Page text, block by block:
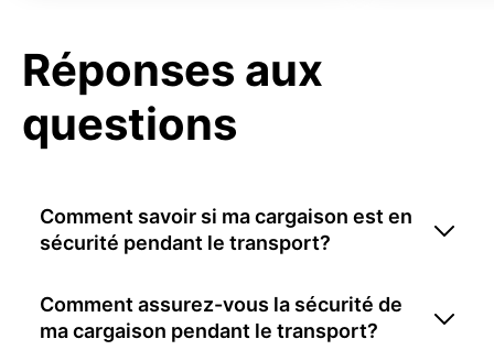
Réponses aux
questions
Comment savoir si ma cargaison est en
sécurité pendant le transport?
Comment assurez-vous la sécurité de
ma cargaison pendant le transport?